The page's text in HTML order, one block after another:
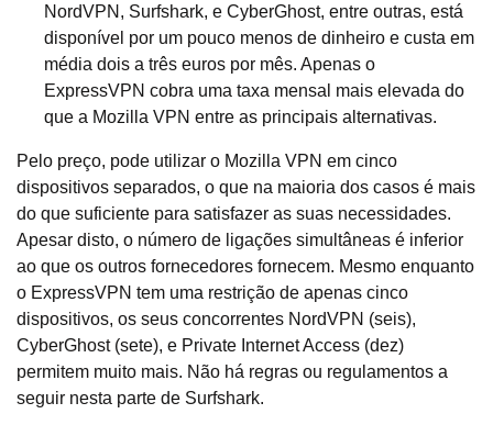
NordVPN, Surfshark, e CyberGhost, entre outras, está
disponível por um pouco menos de dinheiro e custa em
média dois a três euros por mês. Apenas o
ExpressVPN cobra uma taxa mensal mais elevada do
que a Mozilla VPN entre as principais alternativas.
Pelo preço, pode utilizar o Mozilla VPN em cinco
dispositivos separados, o que na maioria dos casos é mais
do que suficiente para satisfazer as suas necessidades.
Apesar disto, o número de ligações simultâneas é inferior
ao que os outros fornecedores fornecem. Mesmo enquanto
o ExpressVPN tem uma restrição de apenas cinco
dispositivos, os seus concorrentes NordVPN (seis),
CyberGhost (sete), e Private Internet Access (dez)
permitem muito mais. Não há regras ou regulamentos a
seguir nesta parte de Surfshark.